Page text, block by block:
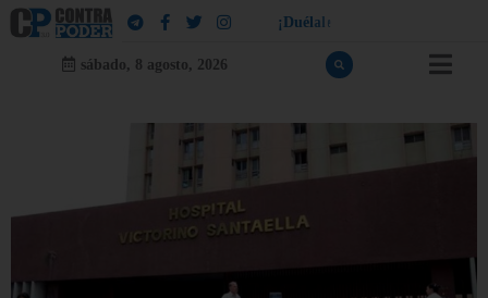
¡ Dué a e
sábado, 8 agosto, 2026